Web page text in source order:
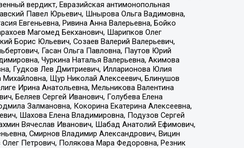
вердикт, Евразийская антимонопольная
Павел Юрьевич, Шнырова Ольга Вадимовна,
Евгеньевна, Ривина Анна Валерьевна, Бойко
Магомед Бекханович, Шарипков Олег
Борис Юльевич, Созаев Валерий Валерьевич,
Гасан Ольга Павловна, Паутов Юрий
Чуркина Наталья Валерьевна, Акимова
Гудков Лев Дмитриевич, Илларионова Юлия
Михайловна, Щур Николай Алексеевич, Блинушов
Ирина Анатольевна, Мельникова Валентина
Беляев Сергей Иванович, Голубева Елена
Залмановна, Кокорина Екатерина Алексеевна,
Шахова Елена Владимировна, Подузов Сергей
Вячеслав Иванович, Шабад Анатолий Ефимович,
Смирнов Владимир Александрович, Вицин
Петрович, Полякова Мара Федоровна, Резник